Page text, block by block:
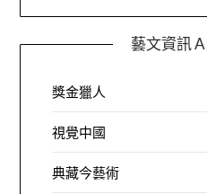
藝文資訊
獎金獵人
視覺中國
典藏今藝術